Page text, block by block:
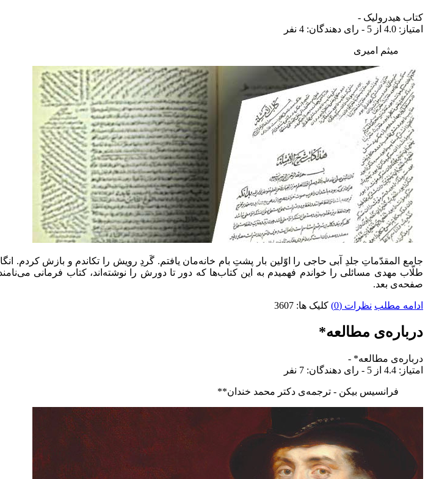
کتاب هیدرولیک -
امتياز: 4.0 از 5 - رای دهندگان: 4 نفر
میثم امیری
جامع المقدّماتِ جلدِ آبی حاجی را اوّلین بار پشتِ بام خانه‌مان یافتم. گَردِ رویش را تکاندم و بازش
طلّاب مهدی مسائلی را خواندم فهمیدم به این کتاب‌ها که دور تا دورش را نوشته‌اند، کتاب فرمانی
صفحه‌ی بعد.
ادامه مطلب نظرات (0) کلیک ها: 3607
درباره‌ی مطالعه*
درباره‌ی مطالعه* -
امتياز: 4.4 از 5 - رای دهندگان: 7 نفر
فرانسیس بیکن - ترجمه‌ی دکتر محمد خندان**